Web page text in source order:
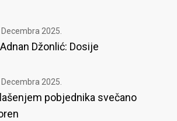
Decembra 2025.
Džonlić: Dosije
Decembra 2025.
pobjednika svečano